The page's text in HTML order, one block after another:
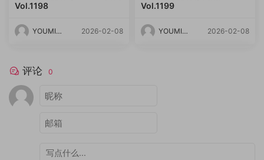
Vol.1198
YOUMI尤
2026-02-08
Vol.1199
YOUMI尤
2026-02-08
评论 0